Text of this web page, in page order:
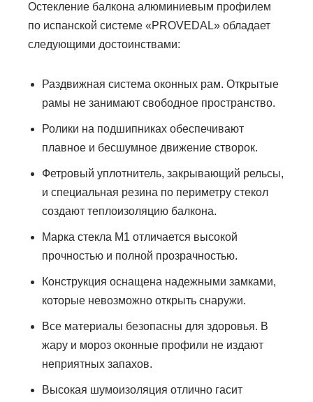
Остекление балкона алюминиевым профилем
по испанской системе «PROVEDAL» обладает
следующими достоинствами:
Раздвижная система оконных рам. Открытые
рамы не занимают свободное пространство.
Ролики на подшипниках обеспечивают
плавное и бесшумное движение створок.
Фетровый уплотнитель, закрывающий рельсы,
и специальная резина по периметру стекол
создают теплоизоляцию балкона.
Марка стекла М1 отличается высокой
прочностью и полной прозрачностью.
Конструкция оснащена надежными замками,
которые невозможно открыть снаружи.
Все материалы безопасны для здоровья. В
жару и мороз оконные профили не издают
неприятных запахов.
Высокая шумоизоляция отлично гасит